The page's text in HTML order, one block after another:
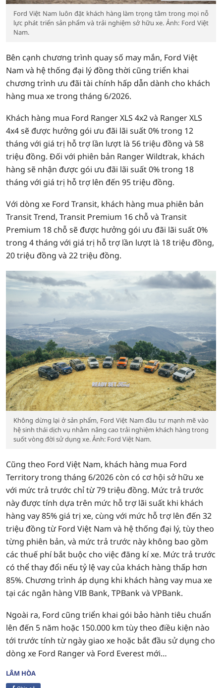
Ford Việt Nam luôn đặt khách hàng làm trọng tâm trong mọi nỗ
lực phát triển sản phẩm và trải nghiệm sở hữu xe. Ảnh: Ford Việt
Nam.
Bên cạnh chương trình quay số may mắn, Ford Việt
Nam và hệ thống đại lý đồng thời cũng triển khai
chương trình ưu đãi tài chính hấp dẫn dành cho khách
hàng mua xe trong tháng 6/2026.
Khách hàng mua Ford Ranger XLS 4x2 và Ranger XLS
4x4 sẽ được hưởng gói ưu đãi lãi suất 0% trong 12
tháng với giá trị hỗ trợ lần lượt là 56 triệu đồng và 58
triệu đồng. Đối với phiên bản Ranger Wildtrak, khách
hàng sẽ nhận được gói ưu đãi lãi suất 0% trong 18
tháng với giá trị hỗ trợ lên đến 95 triệu đồng.
Với dòng xe Ford Transit, khách hàng mua phiên bản
Transit Trend, Transit Premium 16 chỗ và Transit
Premium 18 chỗ sẽ được hưởng gói ưu đãi lãi suất 0%
trong 4 tháng với giá trị hỗ trợ lần lượt là 18 triệu đồng,
20 triệu đồng và 22 triệu đồng.
Không dừng lại ở sản phẩm, Ford Việt Nam đầu tư mạnh mẽ vào
hệ sinh thái dịch vụ nhằm nâng cao trải nghiệm khách hàng trong
suốt vòng đời sử dụng xe. Ảnh: Ford Việt Nam.
Cũng theo Ford Việt Nam, khách hàng mua Ford
Territory trong tháng 6/2026 còn có cơ hội sở hữu xe
với mức trả trước chỉ từ 79 triệu đồng. Mức trả trước
này được tính dựa trên mức hỗ trợ lãi suất khi khách
hàng vay 85% giá trị xe, cùng với mức hỗ trợ lên đến 32
triệu đồng từ Ford Việt Nam và hệ thống đại lý, tùy theo
từng phiên bản, và mức trả trước này không bao gồm
các thuế phí bắt buộc cho việc đăng kí xe. Mức trả trước
có thể thay đổi nếu tỷ lệ vay của khách hàng thấp hơn
85%. Chương trình áp dụng khi khách hàng vay mua xe
tại các ngân hàng VIB Bank, TPBank và VPBank.
Ngoài ra, Ford cũng triển khai gói bảo hành tiêu chuẩn
lên đến 5 năm hoặc 150.000 km tùy theo điều kiện nào
tới trước tính từ ngày giao xe hoặc bắt đầu sử dụng cho
dòng xe Ford Ranger và Ford Everest mới…
LÂM HÒA